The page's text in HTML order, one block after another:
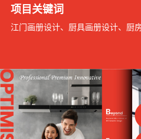
项目关键词
江门画册设计、 厨具画册设计、 厨